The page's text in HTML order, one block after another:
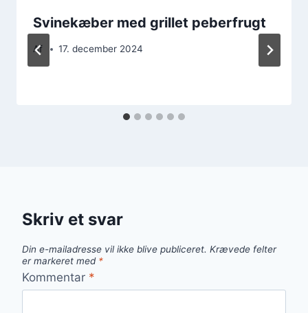
Svinekæber med grillet peberfrugt
Af 17. december 2024
Skriv et svar
Din e-mailadresse vil ikke blive publiceret. Krævede felter
er markeret med *
Kommentar *